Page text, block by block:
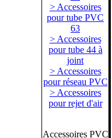
> Accessoires
pour tube PVC
63
> Accessoires
pour tube 44 à
joint
> Accessoires
pour réseau PVC
> Accessoires
pour rejet d'air
Accessoires PVC